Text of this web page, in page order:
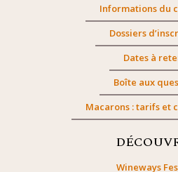
Informations du
Dossiers
Dates à
Boîte aux
Macarons : tarifs et
Wineways